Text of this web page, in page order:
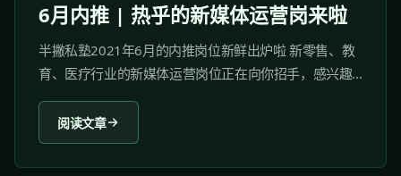
6月内推 | 热乎的新媒体运营岗来啦
半撇私塾2021年6月的内推岗位新鲜出炉啦 新零售、教
育、医疗行业的新媒体运营岗位正在向你招手，感兴趣
的小伙伴赶紧来投简历吧！ 岗位内推仅面向半撇私塾付
费学员开放，优秀学员将会获得优先内推机会。 01 元气
森林 元气森林成立于2016年，是中国明星新经济独角
兽，全球十年来成长最快的饮料品牌，公司估值 60 亿美
阅读文章